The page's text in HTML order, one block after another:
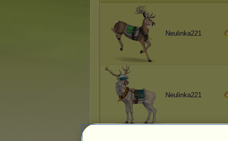
Neulinka221
Neulinka221